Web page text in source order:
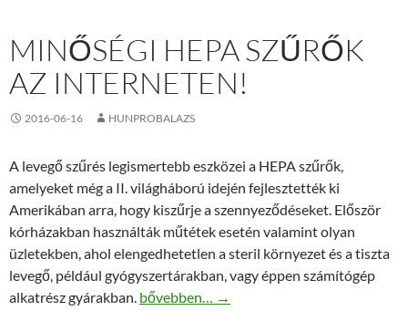
MINŐSÉGI HEPA SZŰRŐK
AZ INTERNETEN!
2016-06-16 HUNPROBALAZS
A levegő szűrés legismertebb eszközei a HEPA szűrők,
amelyeket még a II. világháború idején fejlesztették ki
Amerikában arra, hogy kiszűrje a szennyeződéseket. Először
kórházakban használták műtétek esetén valamint olyan
üzletekben, ahol elengedhetetlen a steril környezet és a tiszta
levegő, például gyógyszertárakban, vagy éppen számítógép
alkatrész gyárakban. Minőségi HEPA szűrők az interneten!
bővebben… →